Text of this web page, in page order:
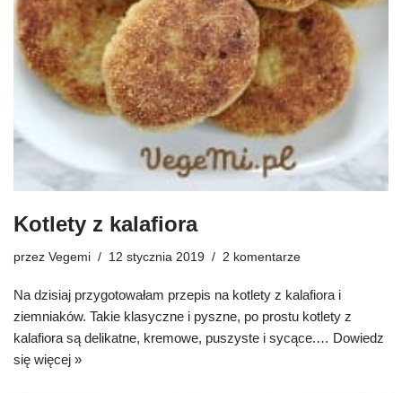
Kotlety z kalafiora
przez Vegemi 12 stycznia 2019 2 komentarze
Na dzisiaj przygotowałam przepis na kotlety z kalafiora i
ziemniaków. Takie klasyczne i pyszne, po prostu kotlety z
kalafiora są delikatne, kremowe, puszyste i sycące.… Dowiedz
się więcej »